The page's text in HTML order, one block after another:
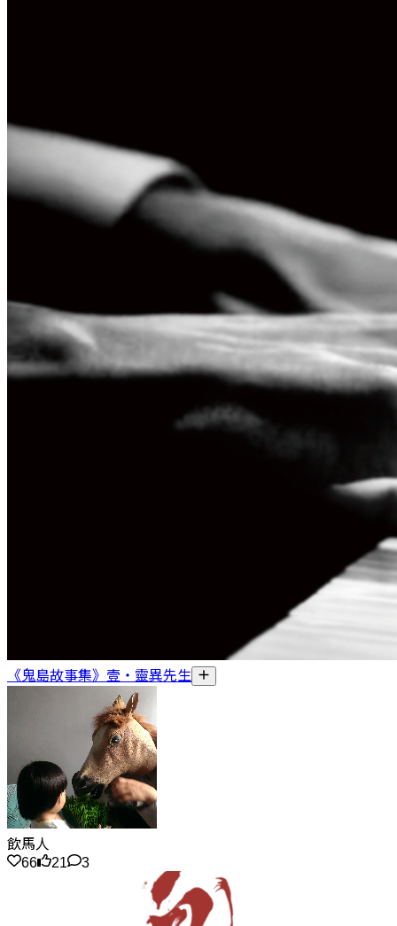
《鬼島故事集》壹・靈異先生
飲馬人
66
21 3